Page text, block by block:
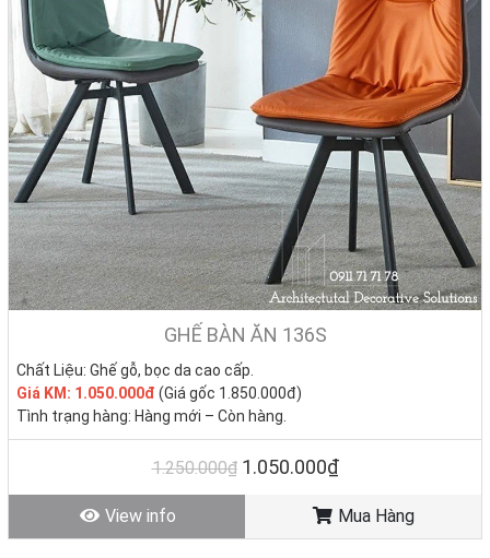
GHẾ BÀN ĂN 136S
Chất Liệu: Ghế gỗ, bọc da cao cấp.
Giá KM: 1.050.000đ (Giá gốc 1.850.000đ)
Tình trạng hàng: Hàng mới – Còn hàng.
1.250.000₫ 1.050.000₫
View info Mua Hàng